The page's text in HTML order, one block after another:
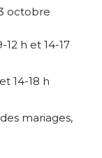
octobre
h et 14-17
14-18 h
mariages,